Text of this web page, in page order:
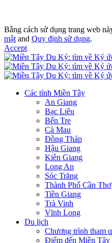
Bằng cách sử dụng trang web
mật and Quy định sử dụng.
Accept
Các tỉnh Miền Tây
An Giang
Bạc Liêu
Bến Tre
Cà Mau
Đồng Tháp
Hậu Giang
Kiên Giang
Long An
Sóc Trăng
Thành Phố Cần Thơ
Tiền Giang
Trà Vinh
Vĩnh Long
Du lịch
Chương trình tham
Điểm đến Miền Tây